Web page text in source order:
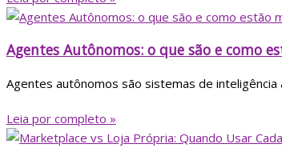
Agentes Autônomos: o que são e como
Agentes autônomos são sistemas de
Leia por completo »